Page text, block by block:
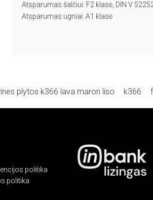
Atsparumas šalčiui: F2 klasė, DIN V
Atsparumas ugniai: A1 klasė
plytos k366 lava maron liso k366
politika
politika